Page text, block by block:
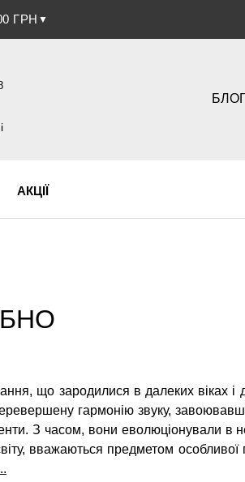
▼
АКЦІЇ
що зародилися в далеких віках і
гармонію звуку,
З часом, вони еволюціонували в
вважаються предметом особливої